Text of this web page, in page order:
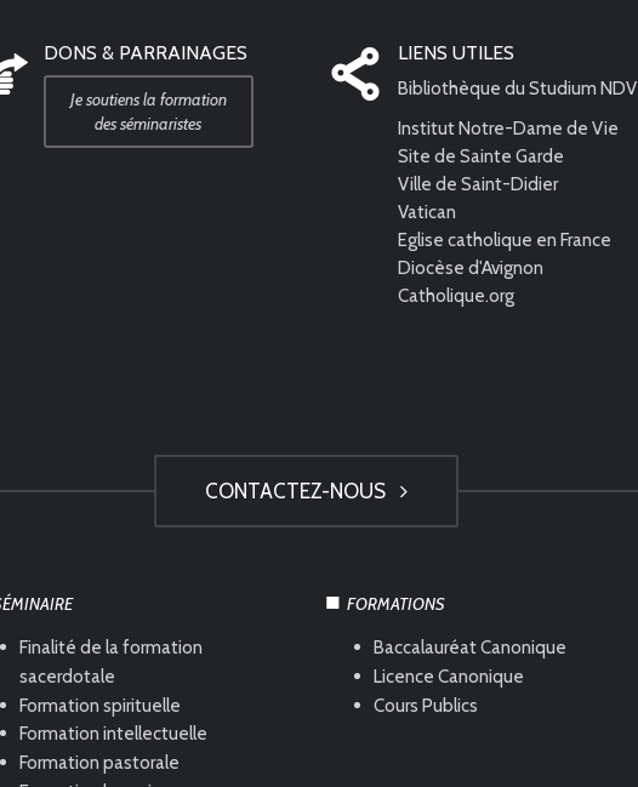
DONS & PARRAINAGES
Je soutiens la formation
des séminaristes
LIENS UTILES
Bibliothèque du Studium NDV
Institut Notre-Dame de Vie
Site de Sainte Garde
Ville de Saint-Didier
Vatican
Eglise catholique en France
Diocèse d'Avignon
Catholique.org
CONTACTEZ-NOUS
Finalité de la formation
sacerdotale
Formation spirituelle
Formation intellectuelle
Formation pastorale
FORMATIONS
Baccalauréat Canonique
Licence Canonique
Cours Publics